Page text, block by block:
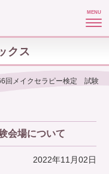
MENU
クス
回メイクセラピー検定 試験
会場について
2022年11月02日